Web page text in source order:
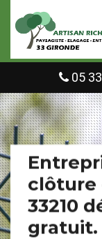
05
clôture
33210
gratuit.